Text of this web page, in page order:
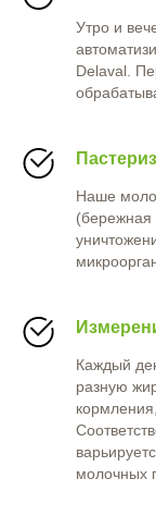
Утро и
Delaval.
Наше
(бережная
Каждый
разную
молочных